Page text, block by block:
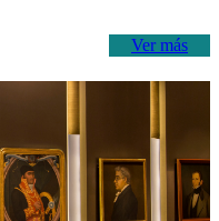
Ver más